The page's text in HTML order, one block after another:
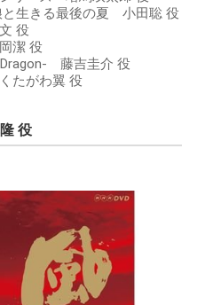
と生きる最後の夏 小田聡 役
役
潔 役
Dragon- 藤吉圭介 役
たがわ翼 役
役